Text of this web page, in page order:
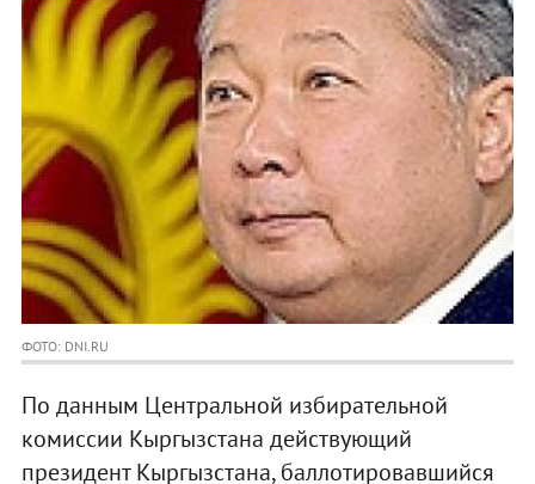
ФОТО: DNI.RU
По данным Центральной избирательной
комиссии Кыргызстана действующий
президент Кыргызстана, баллотировавшийся